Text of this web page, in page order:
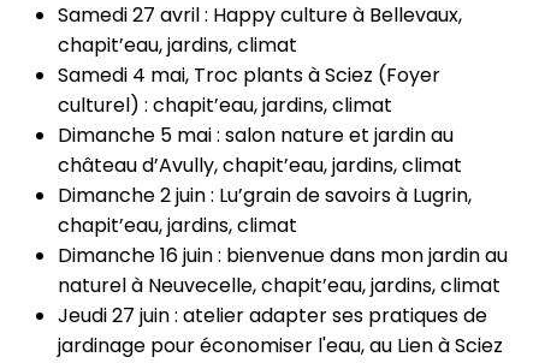
Samedi 27 avril : Happy culture à Bellevaux,
chapit’eau, jardins, climat
Samedi 4 mai, Troc plants à Sciez (Foyer
culturel) : chapit’eau, jardins, climat
Dimanche 5 mai : salon nature et jardin au
château d’Avully, chapit’eau, jardins, climat
Dimanche 2 juin : Lu’grain de savoirs à Lugrin,
chapit’eau, jardins, climat
Dimanche 16 juin : bienvenue dans mon jardin au
naturel à Neuvecelle, chapit’eau, jardins, climat
Jeudi 27 juin : atelier adapter ses pratiques de
jardinage pour économiser l'eau, au Lien à Sciez